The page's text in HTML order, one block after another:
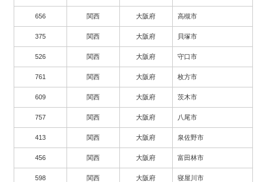
656 関西 大阪府 高槻市
375 関西 大阪府 貝塚市
526 関西 大阪府 守口市
761 関西 大阪府 枚方市
609 関西 大阪府 茨木市
757 関西 大阪府 八尾市
413 関西 大阪府 泉佐野市
456 関西 大阪府 富田林市
598 関西 大阪府 寝屋川市